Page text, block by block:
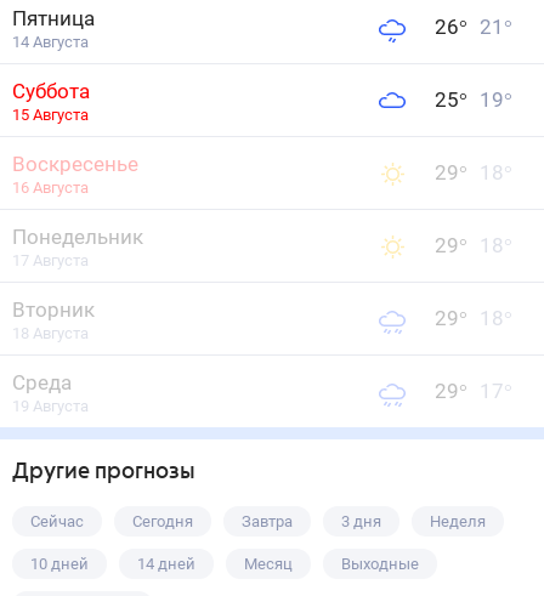
Пятница
14 Августа
26° 21 °
Суббота
15 Августа
25° 19°
Воскресенье
16 Августа
29° 18°
Понедельник
17 Августа
29° 18°
Вторник
18 Августа
29° 18°
Среда
19 Августа
29° 17°
Другие прогнозы
Сейчас Сегодня Завтра 3 дня Неделя
10 дней 14 дней Месяц Выходные